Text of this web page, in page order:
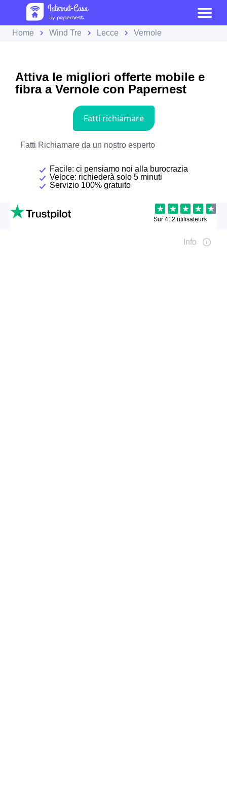
Home Wind Tre Lecce Vernole